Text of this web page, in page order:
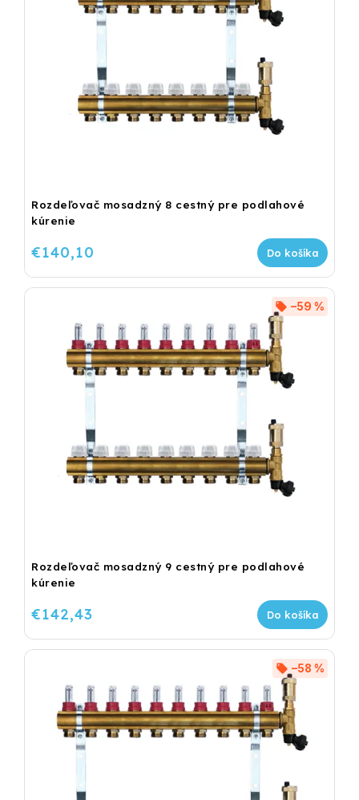
Rozdeľovač mosadzný 8 cestný pre podlahové
kúrenie
€140,10 Do košíka
Rozdeľovač mosadzný 9 cestný pre podlahové
kúrenie
–59 %
€142,43 Do košíka
–58 %